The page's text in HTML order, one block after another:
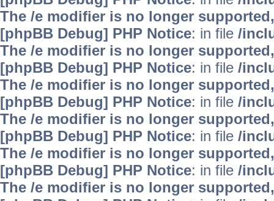
The /e modifier is no longer
[phpBB Debug] PHP Notice: in file /
The /e modifier is no longer
[phpBB Debug] PHP Notice: in file /
The /e modifier is no longer
[phpBB Debug] PHP Notice: in file /
The /e modifier is no longer
[phpBB Debug] PHP Notice: in file /
The /e modifier is no longer
[phpBB Debug] PHP Notice: in file /
The /e modifier is no longer